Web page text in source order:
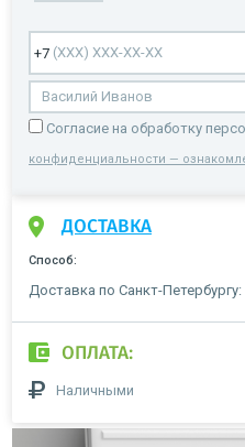
Cогласие на обработку
конфиденциальности —
ДОСТАВКА
Способ:
Доставка по Санкт-Петербургу:
ОПЛАТА:
Наличными